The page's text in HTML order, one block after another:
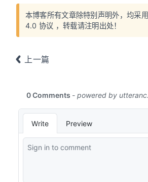
本博客所有文章除特别声明外，均采用
4.0 协议 ，转载请注明出处！
上一篇